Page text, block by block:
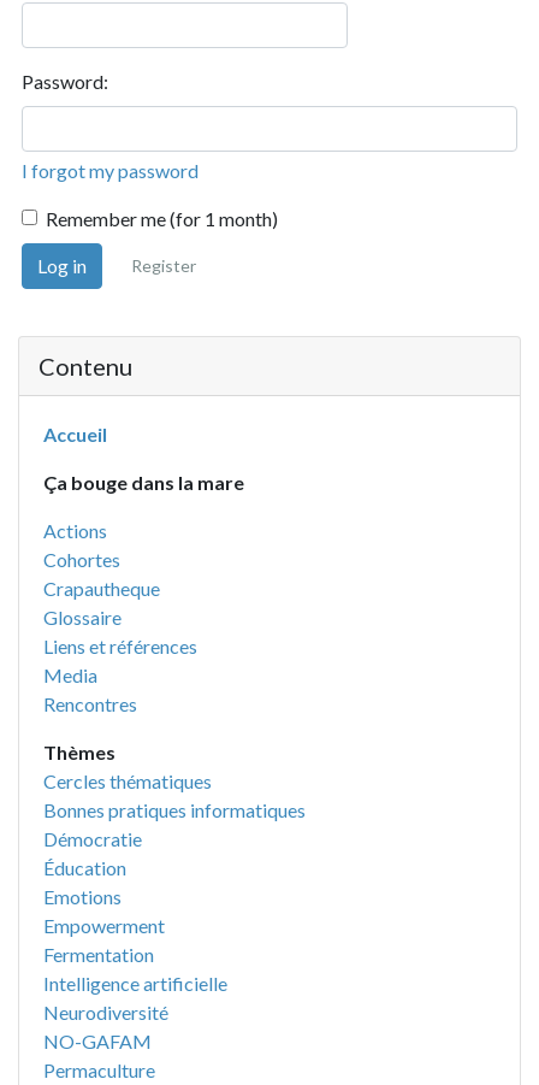
Password:
I forgot my password
Remember me (for 1 month)
Log in Register
Contenu
Accueil
Ça bouge dans la mare
Actions
Cohortes
Crapautheque
Glossaire
Liens et références
Media
Rencontres
Thèmes
Cercles thématiques
Bonnes pratiques informatiques
Démocratie
Éducation
Emotions
Empowerment
Fermentation
Intelligence artificielle
Neurodiversité
NO-GAFAM
Permaculture